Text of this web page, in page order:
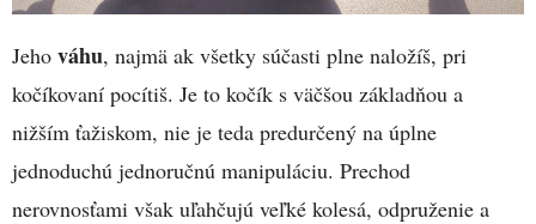
Jeho váhu, najmä ak všetky súčasti plne naložíš, pri
kočíkovaní pocítiš. Je to kočík s väčšou základňou a
nižším ťažiskom, nie je teda predurčený na úplne
jednoduchú jednoručnú manipuláciu. Prechod
nerovnosťami však uľahčujú veľké kolesá, odpruženie a